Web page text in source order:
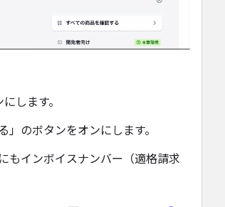
します。
のボタンをオンにします。
もインボイスナンバー（適格請求